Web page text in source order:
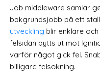
Job middleware samlar
bakgrundsjobb på ett
utveckling blir enklare
felsidan bytts ut mot
varför något gick fel.
billigare felsökning.